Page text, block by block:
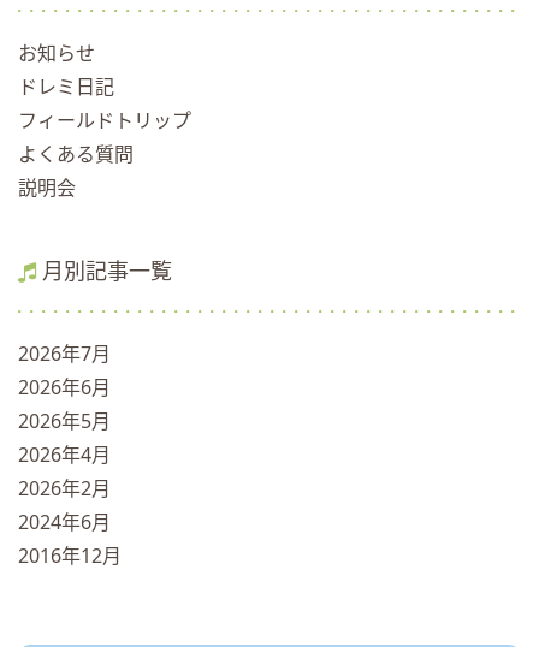
お知らせ
ドレミ日記
フィールドトリップ
よくある質問
説明会
月別記事一覧
2026年7月
2026年6月
2026年5月
2026年4月
2026年2月
2024年6月
2016年12月